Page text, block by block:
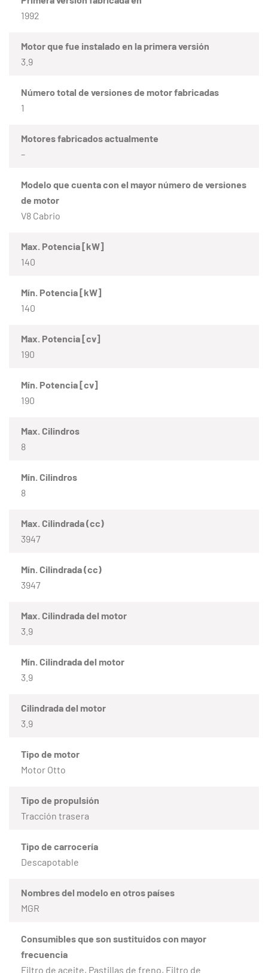
1992
Motor que fue instalado en la primera versión
3.9
Número total de versiones de motor fabricadas
1
Motores fabricados actualmente
–
Modelo que cuenta con el mayor número de versiones
de motor
V8 Cabrio
Max. Potencia [kW]
140
Mín. Potencia [kW]
140
Max. Potencia [cv]
190
Mín. Potencia [cv]
190
Max. Cilindros
8
Mín. Cilindros
8
Max. Cilindrada (cc)
3947
Mín. Cilindrada (cc)
3947
Max. Cilindrada del motor
3.9
Mín. Cilindrada del motor
3.9
Cilindrada del motor
3.9
Tipo de motor
Motor Otto
Tipo de propulsión
Tracción trasera
Tipo de carrocería
Descapotable
Nombres del modelo en otros países
MGR
Consumibles que son sustituidos con mayor
frecuencia
Filtro de aceite, Pastillas de freno, Filtro de